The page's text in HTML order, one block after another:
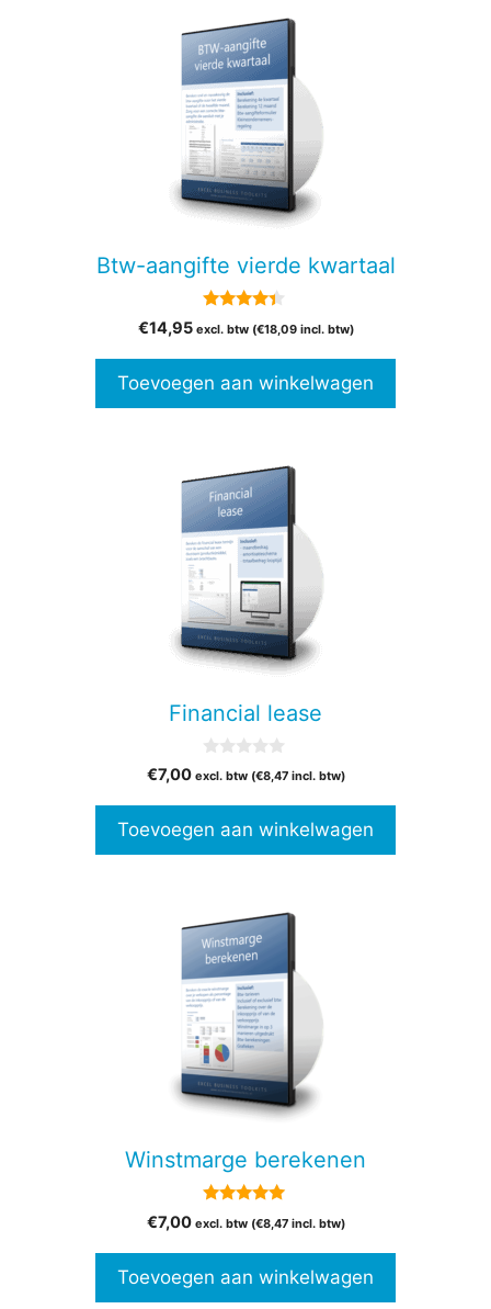
Btw-aangifte vierde kwartaal
4.20
van 5
€14,95 excl. btw (€18,09incl. btw)
Toevoegen aan winkelwagen
Financial lease
v
5
€7,00 excl. btw (€8,47incl. btw)
Toevoegen aan winkelwagen
Winstmarge berekenen
5.00
van 5
€7,00 excl. btw (€8,47incl. btw)
Toevoegen aan winkelwagen